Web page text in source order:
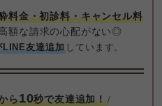
料金・初診料・キャンセル料
LINE友達追加 しています。
ら10秒で友達追加！/